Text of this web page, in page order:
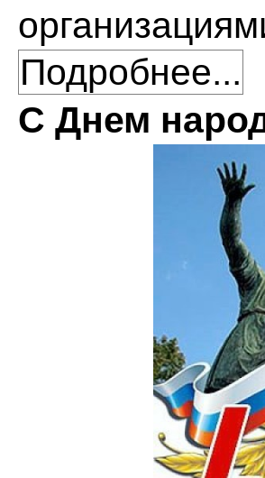
Подробнее...
С Днем